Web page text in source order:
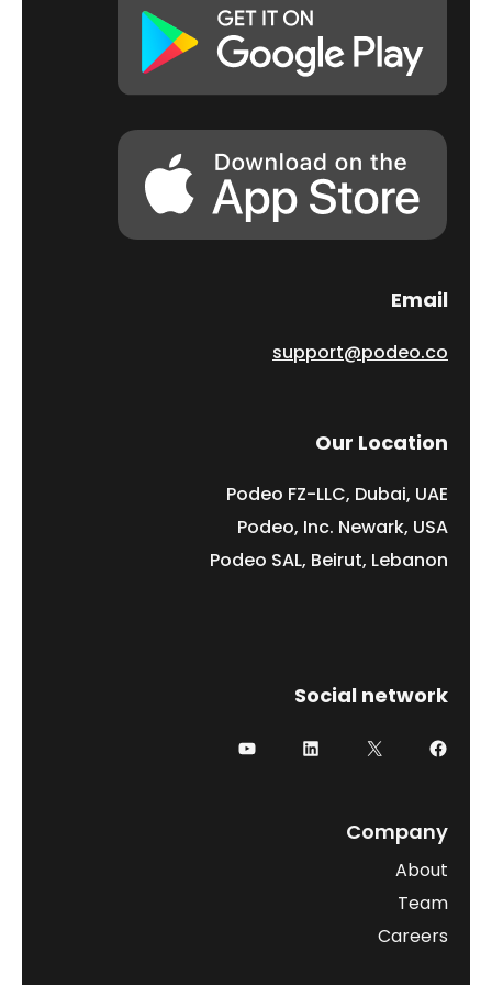
Email
support@podeo.co
Our Location
Podeo FZ-LLC, Dubai, UAE
Podeo, Inc. Newark, USA
Podeo SAL, Beirut, Lebanon
Social network
فيسبوك
إكس لينكد إن يوتيوب
Company
About
Team
Careers